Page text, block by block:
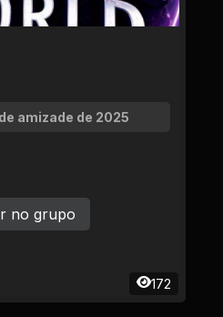
amizade de 2025
172
no grupo